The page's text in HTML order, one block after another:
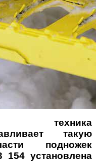
техника
такую
подножек
154 установлена